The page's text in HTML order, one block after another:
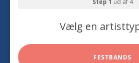
Vælg en
FESTBANDS